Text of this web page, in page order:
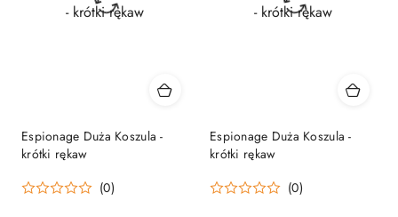
Espionage Duża Koszula -
krótki rękaw
(0)
Espionage Duża Koszula -
krótki rękaw
(0)